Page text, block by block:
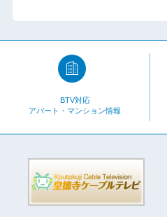
BTV対応
アパート・マンション情報